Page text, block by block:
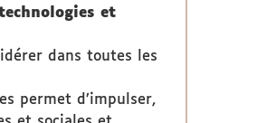
et
dans toutes les
permet d’impulser,